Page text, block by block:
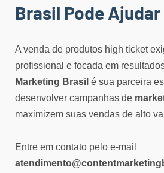
Brasil Pode Ajudar
A venda de produtos high ticket
profissional e focada em
Marketing Brasil é sua parceira
desenvolver campanhas de
maximizem suas vendas de alto
Entre em contato pelo e-mail